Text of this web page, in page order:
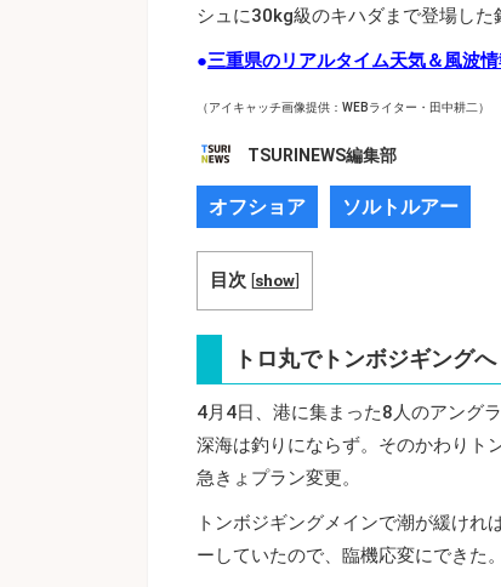
シュに30kg級のキハダまで登場した
●三重県のリアルタイム天気＆風波
（アイキャッチ画像提供：WEBライター・田中耕二）
TSURINEWS編集部
オフショア ソルトルアー
目次 [show]
トロ丸でトンボジギングへ
4月4日、港に集まった8人のアング
深海は釣りにならず。そのかわりト
急きょプラン変更。
トンボジギングメインで潮が緩け
ーしていたので、臨機応変にできた。